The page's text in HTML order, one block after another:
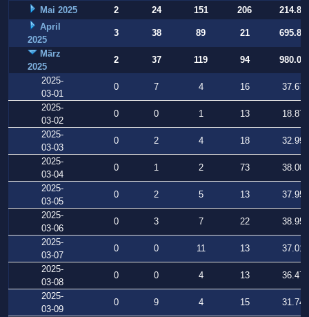
Mai 2025 2 24 151 206
April
2025
3 38 89 21
März
2025
2 37 119 94
2025-
03-01
0 7 4 16
37.677
2025-
03-02
0 0 1 13
18.872
2025-
03-03
0 2 4 18
32.990
2025-
03-04
0 1 2 73
38.005
2025-
03-05
0 2 5 13
37.956
2025-
03-06
0 3 7 22
38.952
2025-
03-07
0 0 11 13
37.011
2025-
03-08
0 0 4 13
36.475
2025-
03-09
0 9 4 15
31.745